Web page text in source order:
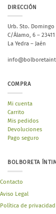
DIRECCIÓN
Urb. Sto. Domingo
C/Álamo, 6 – 23411
La Yedra – Jaén
COMPRA
Mi cuenta
Carrito
Mis pedidos
Devoluciones
Pago seguro
BOLBORETA
Contacto
Aviso Legal
Política de privacidad